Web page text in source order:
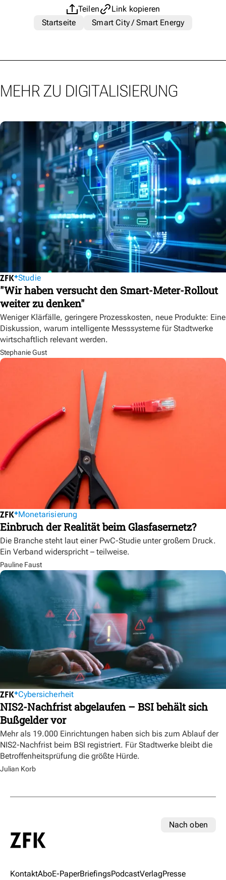
Teilen
Link kopieren
Startseite
Smart City / Smart Energy
MEHR ZU DIGITALISIERUNG
Studie
"Wir haben versucht den Smart-Meter-Rollout
weiter zu denken"
Weniger Klärfälle, geringere Prozesskosten, neue Produkte: Eine
Diskussion, warum intelligente Messsysteme für Stadtwerke
wirtschaftlich relevant werden.
Stephanie Gust
Monetarisierung
Einbruch der Realität beim Glasfasernetz?
Die Branche steht laut einer PwC-Studie unter großem Druck.
Ein Verband widerspricht – teilweise.
Pauline Faust
Cybersicherheit
NIS2-Nachfrist abgelaufen – BSI behält sich
Bußgelder vor
Mehr als 19.000 Einrichtungen haben sich bis zum Ablauf der
NIS2-Nachfrist beim BSI registriert. Für Stadtwerke bleibt die
Betroffenheitsprüfung die größte Hürde.
Julian Korb
Nach oben
KontaktAboE-PaperBriefingsPodcastVerlagPresse